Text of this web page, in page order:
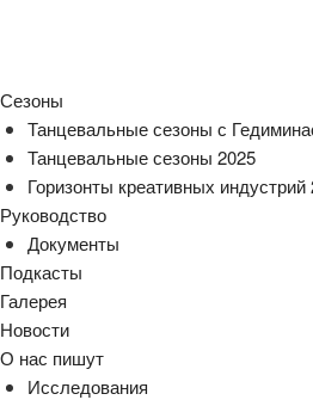
Сезоны
Танцевальные сезоны с
Танцевальные сезоны 2025
Горизонты креативных индустрий
Руководство
Документы
Подкасты
Галерея
Новости
О нас пишут
Исследования